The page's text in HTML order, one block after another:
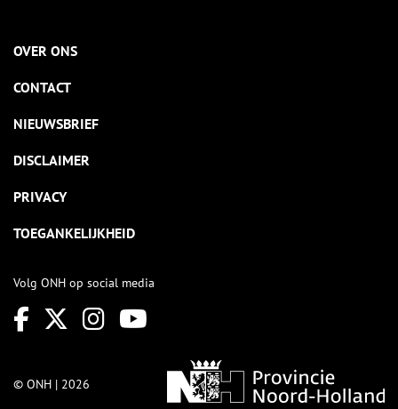
OVER ONS
CONTACT
NIEUWSBRIEF
DISCLAIMER
PRIVACY
TOEGANKELIJKHEID
Volg ONH op social media
© ONH | 2026